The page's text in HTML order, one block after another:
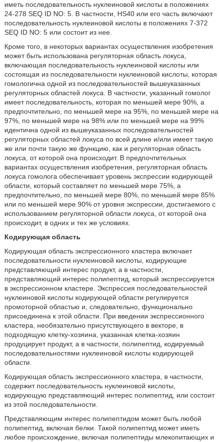
иметь последовательность нуклеиновой кислоты в положениях
24-278 SEQ ID NO: 5. В частности, HS40 или его часть включают
последовательность нуклеиновой кислоты в положениях 7-372
SEQ ID NO: 5 или состоит из нее.
Кроме того, в некоторых вариантах осуществления изобретения
может быть использована регуляторная область локуса,
включающая последовательность нуклеиновой кислоты или
состоящая из последовательности нуклеиновой кислоты, которая
гомологична одной из последовательностей вышеуказанных
регуляторных областей локуса. В частности, указанный гомолог
имеет последовательность, которая по меньшей мере 90%, а
предпочтительно, по меньшей мере на 95%, по меньшей мере на
97%, по меньшей мере на 98% или по меньшей мере на 99%
идентична одной из вышеуказанных последовательностей
регуляторных областей локуса по всей длине и/или имеет такую
же или почти такую же функцию, как и регуляторная область
локуса, от которой она происходит. В предпочтительных
вариантах осуществления изобретения, регуляторная область
локуса гомолога обеспечивает уровень экспрессии кодирующей
области, который составляет по меньшей мере 75%, а
предпочтительно, по меньшей мере 80%, по меньшей мере 85%
или по меньшей мере 90% от уровня экспрессии, достигаемого с
использованием регуляторной области локуса, от которой она
происходит, в одних и тех же условиях.
Кодирующая область
Кодирующая область экспрессионного кластера включает
последовательности нуклеиновой кислоты, кодирующие
представляющий интерес продукт, а в частности,
представляющий интерес полипептид, который экспрессируется
в экспрессионном кластере. Экспрессия последовательностей
нуклеиновой кислоты кодирующей области регулируется
промоторной областью и, следовательно, функционально
присоединена к этой области. При введении экспрессионного
кластера, необязательно присутствующего в векторе, в
подходящую клетку-хозяина, указанная клетка-хозяин
продуцирует продукт, а в частности, полипептид, кодируемый
последовательностями нуклеиновой кислоты кодирующей
области.
Кодирующая область экспрессионного кластера, в частности,
содержит последовательность нуклеиновой кислоты,
кодирующую представляющий интерес полипептид, или состоит
из этой последовательности.
Представляющим интерес полипептидом может быть любой
полипептид, включая белки. Такой полипептид может иметь
любое происхождение, включая полипептиды млекопитающих и